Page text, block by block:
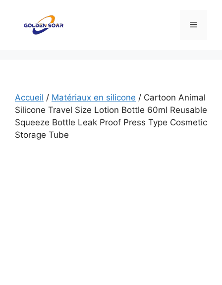
contenu
Menu
Accueil / Matériaux en silicone / Cartoon Animal
Silicone Travel Size Lotion Bottle 60ml Reusable
Squeeze Bottle Leak Proof Press Type Cosmetic
Storage Tube